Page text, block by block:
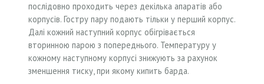
послідовно проходить через декілька апаратів або
корпусів. Гостру пару подають тільки у перший корпус.
Далі кожний наступний корпус обігрівається
вторинною парою з попереднього. Температуру у
кожному наступному корпусі знижують за рахунок
зменшення тиску, при якому кипить барда.